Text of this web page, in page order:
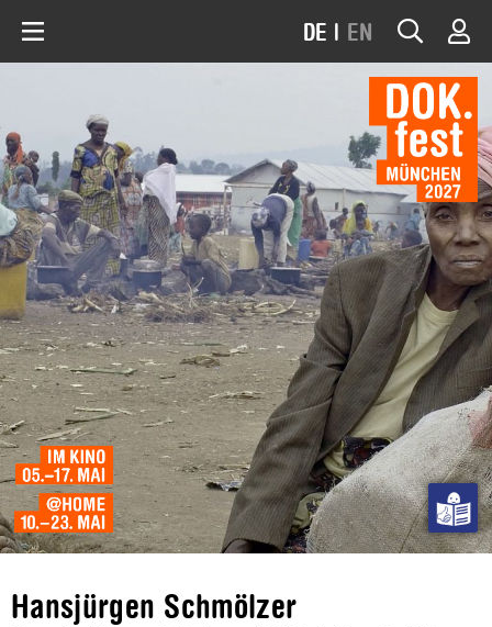
DE | EN
Hansjürgen Schmölzer